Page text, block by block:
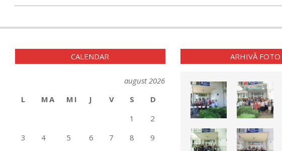
09-
CALENDAR
august 2026
L
MA MI J V S
D
1
2
3
4 5 6 7 8
9
ARHIVĂ FOTO